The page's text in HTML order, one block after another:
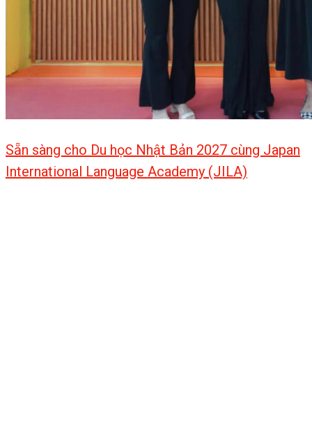
Sẵn sàng cho Du học Nhật Bản 2027 cùng Japan
International Language Academy (JILA)